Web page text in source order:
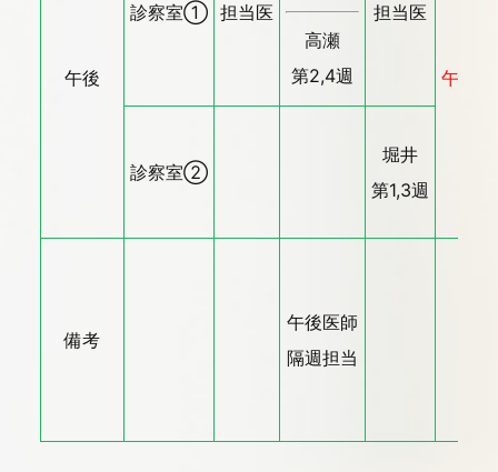
午後
診察室① 担当医
高瀬
第2,4週
担当医
午後
診察室②
堀井
第1,3週
備考
午後医師
隔週担当